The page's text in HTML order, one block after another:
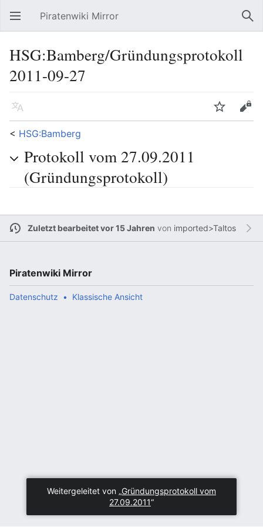
Hauptmenü öffnen Piratenwiki Mirror
HSG:Bamberg/Gründungsprotokoll
2011-09-27
Sprache Beobachten
Bearbeiten
< HSG:Bamberg
Protokoll vom 27.09.2011
(Gründungsprotokoll)
Zuletzt bearbeitet vor 15 Jahren von imported>Taltos
Piratenwiki Mirror
Datenschutz Klassische Ansicht
Weitergeleitet von „Gründungsprotokoll vom
27.09.2011“